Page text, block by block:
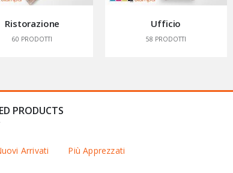
Ristorazione
60 PRODOTTI
Ufficio
58 PRODOTTI
PRODUCTS
Arrivati Più Apprezzati